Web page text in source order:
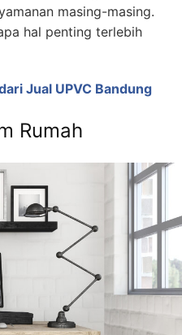
masing-masing.
hal penting terlebih
Jual UPVC Bandung
Rumah